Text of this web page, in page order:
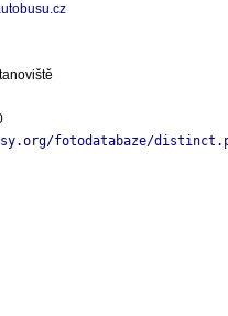
fotodatabaze/